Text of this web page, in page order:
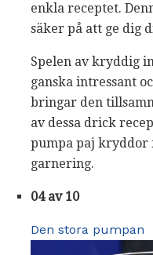
enkla receptet.
säker på att ge dig
Spelen av kryddig
ganska intressant
bringar den
av dessa drick
pumpa paj kryddor
garnering.
04 av 10
Den stora pumpan